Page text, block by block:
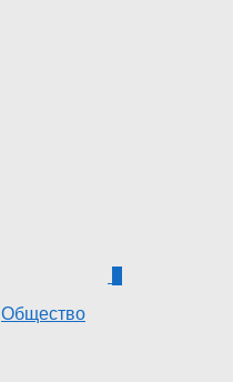
Общество